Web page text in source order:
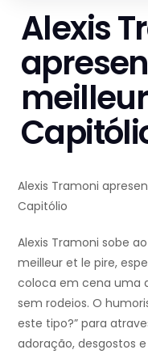
Alexis
Alexis Tramoni
Capitólio
Alexis Tramoni sobe
meilleur et le pire,
coloca em cena uma
sem rodeios. O
este tipo?” para
adoração, desgostos